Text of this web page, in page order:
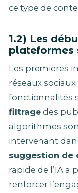
ce type de
1.2) Les
plateformes
Les premières
réseaux
fonctionnalités
filtrage des
algorithmes
intervenant
suggestion de
rapide de l’IA a
renforcer